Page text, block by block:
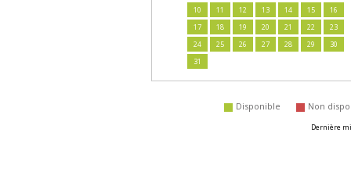
10
11 12 13 14 15
16
17
18 19 20 21 22
23
24
25 26 27 28 29
30
31
disponible non
Dernière